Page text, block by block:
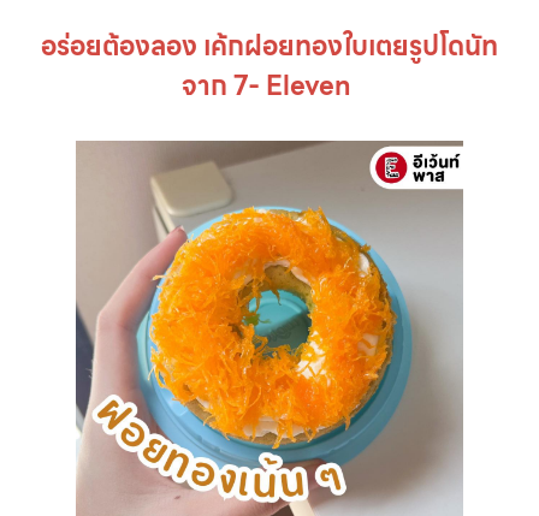
อร่อยต้องลอง เค้กฝอยทองใบเตยรูปโดนัท
จาก 7- Eleven